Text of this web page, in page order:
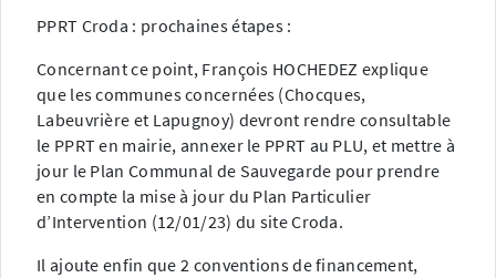
PPRT Croda : prochaines étapes :
Concernant ce point, François HOCHEDEZ explique
que les communes concernées (Chocques,
Labeuvrière et Lapugnoy) devront rendre consultable
le PPRT en mairie, annexer le PPRT au PLU, et mettre à
jour le Plan Communal de Sauvegarde pour prendre
en compte la mise à jour du Plan Particulier
d’Intervention (12/01/23) du site Croda.
Il ajoute enfin que 2 conventions de financement,